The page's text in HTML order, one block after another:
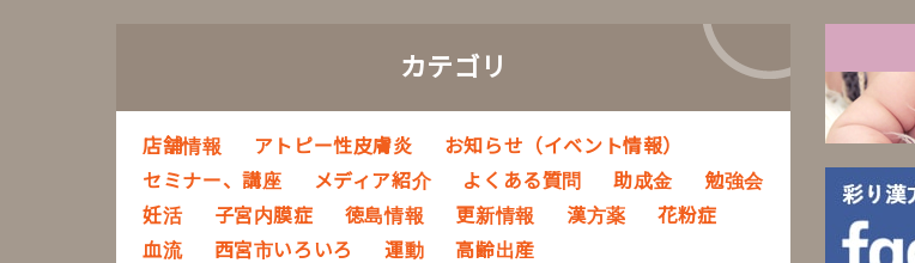
カテゴリ
店舗情報 アトピー性皮膚炎
お知らせ（イベント情報）
セミナー、講座
メディア紹介 よくある質問 助成金
勉強会
妊活
子宮内膜症 徳島情報 更新情報 漢方薬
花粉症
血流
西宮市いろいろ 運動 高齢出産